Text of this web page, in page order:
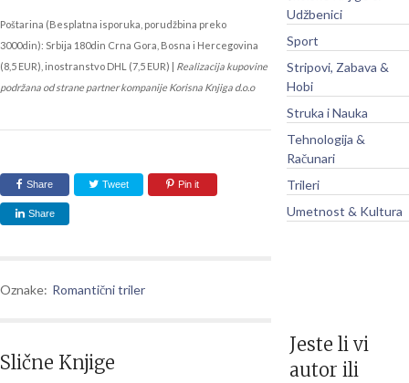
Poštarina (Besplatna isporuka, porudžbina preko
3000din): Srbija 180din Crna Gora, Bosna i Hercegovina
(8,5 EUR), inostranstvo DHL (7,5 EUR) | Realizacija kupovine
podržana od strane partner kompanije Korisna Knjiga d.o.o
Share Tweet Pin it
Share
Oznake: Romantični triler
Slične Knjige
Udžbenici
Sport
Stripovi, Zabava &
Hobi
Struka i Nauka
Tehnologija &
Računari
Trileri
Umetnost & Kultura
Jeste li vi
autor ili